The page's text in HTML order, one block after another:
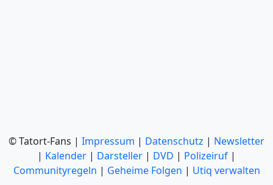
© Tatort-Fans | Impressum | Datenschutz | Newsletter
| Kalender | Darsteller | DVD | Polizeiruf |
Communityregeln | Geheime Folgen | Utiq verwalten